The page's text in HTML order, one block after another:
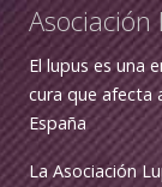
El lupus es una
cura que afecta
España
La Asociación